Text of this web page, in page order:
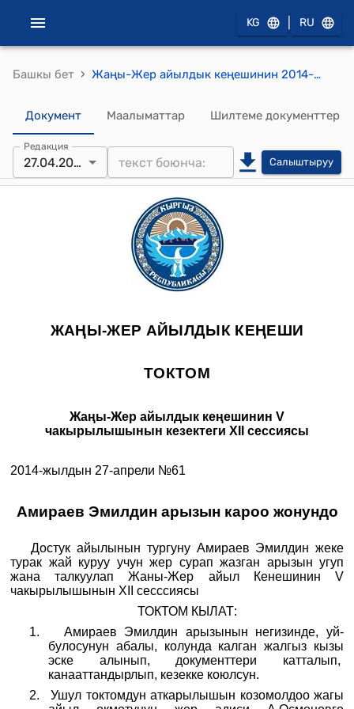
KG RU
Башкы бет › Жаңы-Жер айылдык кеңешинин 2014-жылдын 27-апрелиндеги №61 "Амираев Эмилдин арызын кароо жонундо" токтому
Документ Маалыматтар Шилтеме документтер
Редакция
27.04.2014 Салыштыруу